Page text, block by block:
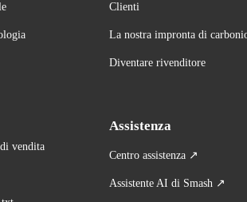
vendita
Clienti
La nostra impronta di
Diventare rivenditore
Assistenza
Centro assistenza ↗
Assistente AI di Smash ↗